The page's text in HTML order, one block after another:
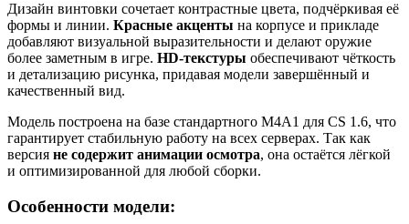
Дизайн винтовки сочетает контрастные цвета, подчёркивая её
формы и линии. Красные акценты на корпусе и прикладе
добавляют визуальной выразительности и делают оружие
более заметным в игре. HD-текстуры обеспечивают чёткость
и детализацию рисунка, придавая модели завершённый и
качественный вид.
Модель построена на базе стандартного M4A1 для CS 1.6, что
гарантирует стабильную работу на всех серверах. Так как
версия не содержит анимации осмотра, она остаётся лёгкой
и оптимизированной для любой сборки.
Особенности модели: